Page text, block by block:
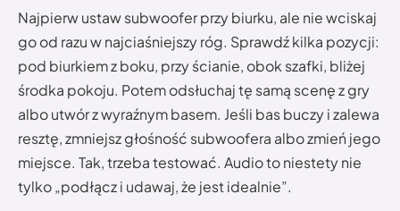
Najpierw ustaw subwoofer przy biurku, ale nie wciskaj
go od razu w najciaśniejszy róg. Sprawdź kilka pozycji:
pod biurkiem z boku, przy ścianie, obok szafki, bliżej
środka pokoju. Potem odsłuchaj tę samą scenę z gry
albo utwór z wyraźnym basem. Jeśli bas buczy i zalewa
resztę, zmniejsz głośność subwoofera albo zmień jego
miejsce. Tak, trzeba testować. Audio to niestety nie
tylko „podłącz i udawaj, że jest idealnie”.